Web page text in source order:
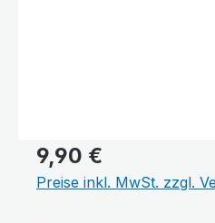
9,90 €
Preise inkl. MwSt. zzgl.